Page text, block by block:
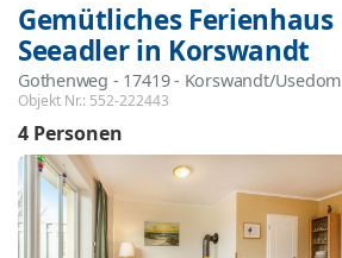
Gemütliches Ferienhaus
Seeadler in Korswandt
Gothenweg - 17419 - Korswandt/Usedom
Objekt Nr.: 552-222443
4 Personen